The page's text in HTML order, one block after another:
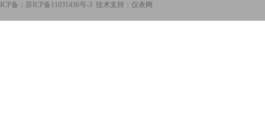
ICP备： 苏ICP备11031436号-3 技术支持：仪表网